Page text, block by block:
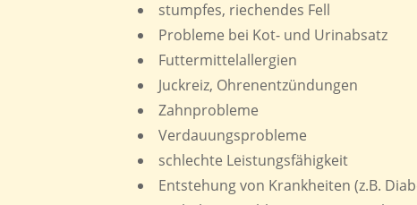
stumpfes, riechendes Fell
Probleme bei Kot- und Urinabsatz
Futtermittelallergien
Juckreiz, Ohrenentzündungen
Zahnprobleme
Verdauungsprobleme
schlechte Leistungsfähigkeit
Entstehung von Krankheiten (z.B.